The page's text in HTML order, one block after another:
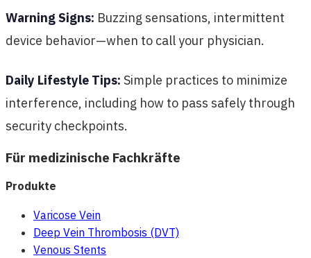
Warning Signs: Buzzing sensations, intermittent
device behavior—when to call your physician.
Daily Lifestyle Tips: Simple practices to minimize
interference, including how to pass safely through
security checkpoints.
Für medizinische Fachkräfte
Produkte
Varicose Vein
Deep Vein Thrombosis (DVT)
Venous Stents